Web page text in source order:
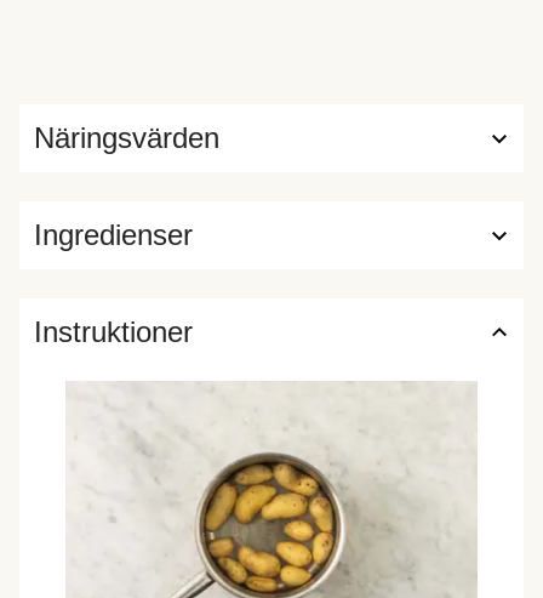
Ingredienser
Näringsvärden
Instruktioner